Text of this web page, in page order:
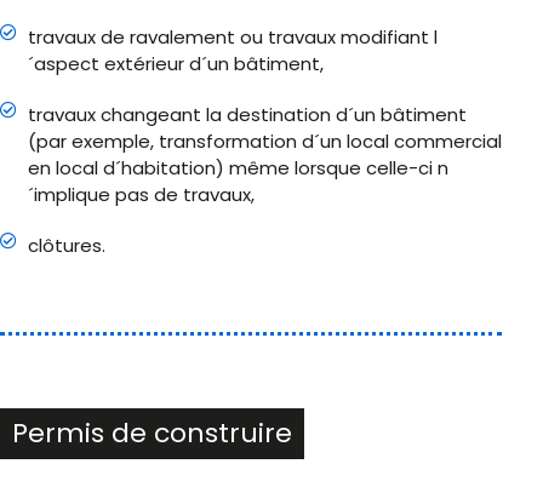
travaux de ravalement ou travaux modifiant l
´aspect extérieur d´un bâtiment,
travaux changeant la destination d´un bâtiment
(par exemple, transformation d´un local commercial
en local d´habitation) même lorsque celle-ci n
´implique pas de travaux,
clôtures.
Permis de construire